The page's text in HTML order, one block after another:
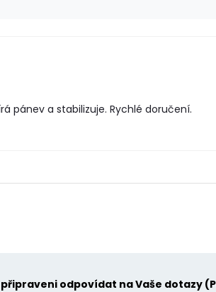
pánev a stabilizuje. Rychlé doručení.
odpovídat na Vaše dotazy